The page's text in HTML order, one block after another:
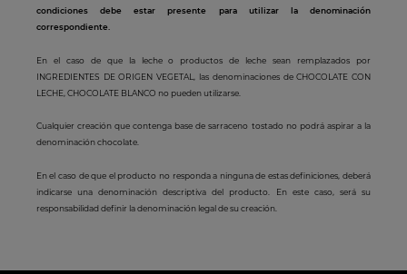
condiciones debe estar presente para utilizar la denominación
correspondiente.
En el caso de que la leche o productos de leche sean remplazados por
INGREDIENTES DE ORIGEN VEGETAL, las denominaciones de CHOCOLATE CON
LECHE, CHOCOLATE BLANCO no pueden utilizarse.
Cualquier creación que contenga base de sarraceno tostado no podrá aspirar a la
denominación chocolate.
En el caso de que el producto no responda a ninguna de estas definiciones, deberá
indicarse una denominación descriptiva del producto. En este caso, será su
responsabilidad definir la denominación legal de su creación.